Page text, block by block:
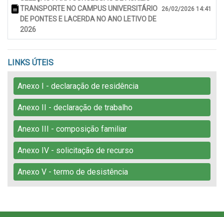
TRANSPORTE NO CAMPUS UNIVERSITÁRIO
DE PONTES E LACERDA NO ANO LETIVO DE
2026
26/02/2026 14:41
LINKS ÚTEIS
Anexo I - declaração de residência
Anexo II - declaração de trabalho
Anexo III - composição familiar
Anexo IV - solicitação de recurso
Anexo V - termo de desistência